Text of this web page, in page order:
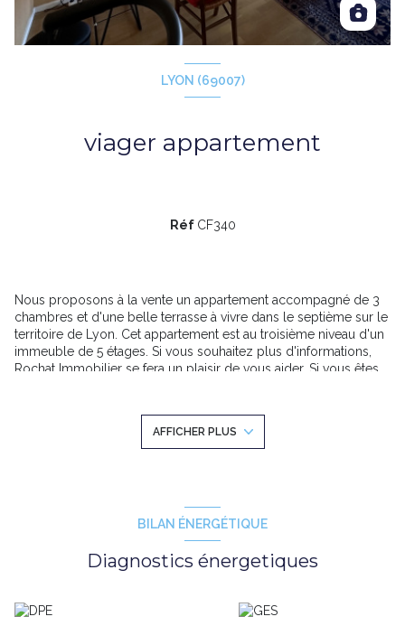
LYON (69007)
viager appartement
Réf CF340
Nous proposons à la vente un appartement accompagné de 3
chambres et d'une belle terrasse à vivre dans le septième sur le
territoire de Lyon. Cet appartement est au troisième niveau d'un
immeuble de 5 étages. Si vous souhaitez plus d'informations,
Rochat Immobilier se fera un plaisir de vous aider. Si vous êtes
un espace cuisine, 3 chambres et une salle d'eau. Calme assuré
grâce aux fenêtres à double vitrage. Pour profiter de l'extérieur,
AFFICHER PLUS
BILAN ÉNERGÉTIQUE
Diagnostics énergetiques